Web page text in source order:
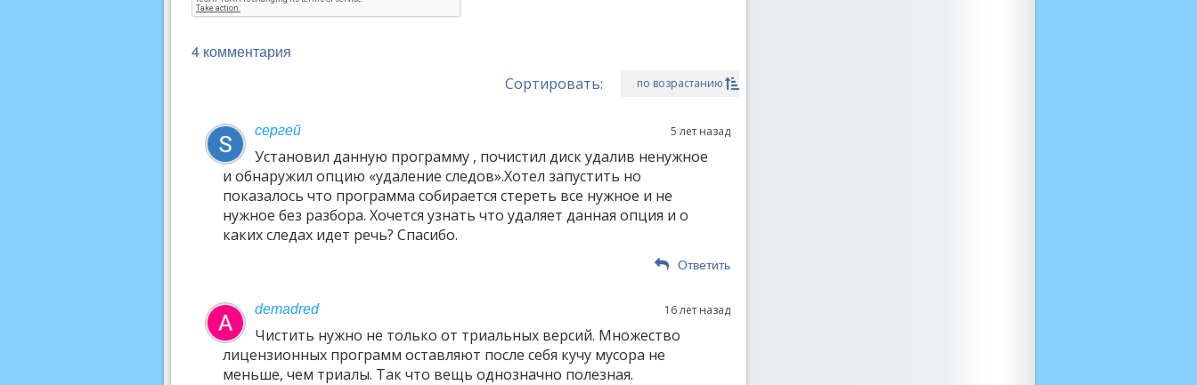
4 комментария
Сортировать: по возрастанию
сергей 5 лет назад
Установил данную программу , почистил диск удалив ненужное
и обнаружил опцию «удаление следов».Хотел запустить но
показалось что программа собирается стереть все нужное и не
нужное без разбора. Хочется узнать что удаляет данная опция и о
каких следах идет речь? Спасибо.
Ответить
demadred 16 лет назад
Чистить нужно не только от триальных версий. Множество
лицензионных программ оставляют после себя кучу мусора не
меньше, чем триалы. Так что вещь однозначно полезная.